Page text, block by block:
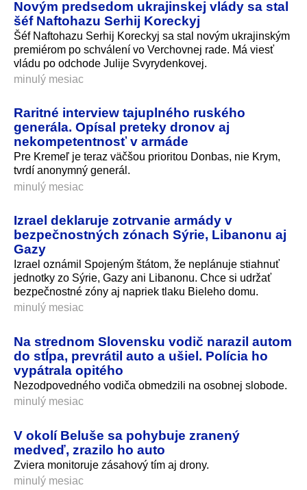
Novým predsedom ukrajinskej vlády sa stal
šéf Naftohazu Serhij Koreckyj
Šéf Naftohazu Serhij Koreckyj sa stal novým ukrajinským
premiérom po schválení vo Verchovnej rade. Má viesť
vládu po odchode Julije Svyrydenkovej.
minulý mesiac
Raritné interview tajuplného ruského
generála. Opísal preteky dronov aj
nekompetentnosť v armáde
Pre Kremeľ je teraz väčšou prioritou Donbas, nie Krym,
tvrdí anonymný generál.
minulý mesiac
Izrael deklaruje zotrvanie armády v
bezpečnostných zónach Sýrie, Libanonu aj
Gazy
Izrael oznámil Spojeným štátom, že neplánuje stiahnuť
jednotky zo Sýrie, Gazy ani Libanonu. Chce si udržať
bezpečnostné zóny aj napriek tlaku Bieleho domu.
minulý mesiac
Na strednom Slovensku vodič narazil autom
do stĺpa, prevrátil auto a ušiel. Polícia ho
vypátrala opitého
Nezodpovedného vodiča obmedzili na osobnej slobode.
minulý mesiac
V okolí Beluše sa pohybuje zranený
medveď, zrazilo ho auto
Zviera monitoruje zásahový tím aj drony.
minulý mesiac